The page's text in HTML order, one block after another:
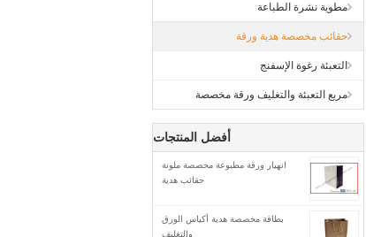
مطوية نشرة الطباعة
حقائب مخصصة هدية ورقة
التعبئة رغوة الإسفنج
مربع التعبئة والتغليف ورقة مخصصة
أفضل المنتجات
انهيار ورقة مطبوعة مخصصة ملونة
حقائب هدية
بطاقة مخصصة هدية أكياس الورق
والتغليف